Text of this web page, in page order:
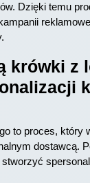
Dzięki temu
krówki z
to proces, który
dostawcą.